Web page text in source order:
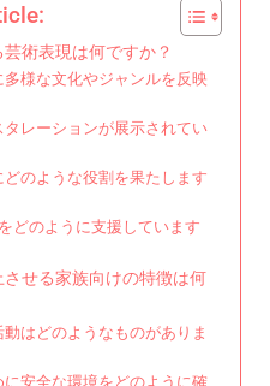
術表現は何ですか？
様な文化やジャンルを反映
レーションが展示されてい
のような役割を果たします
どのように支援しています
せる家族向けの特徴は何
はどのようなものがありま
安全な環境をどのように確